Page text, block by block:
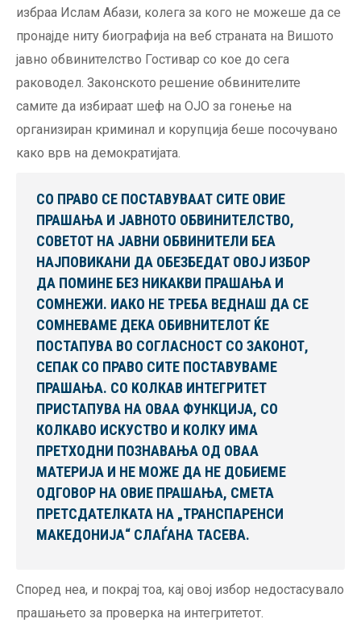
избраа Ислам Абази, колега за кого не можеше да се
пронајде ниту биографија на веб страната на Вишото
јавно обвинителство Гостивар со кое до сега
раководел. Законското решение обвинителите
самите да избираат шеф на ОЈО за гонење на
организиран криминал и корупција беше посочувано
како врв на демократијата.
СО ПРАВО СЕ ПОСТАВУВААТ СИТЕ ОВИЕ
ПРАШАЊА И ЈАВНОТО ОБВИНИТЕЛСТВО,
СОВЕТОТ НА ЈАВНИ ОБВИНИТЕЛИ БЕА
НАЈПОВИКАНИ ДА ОБЕЗБЕДАТ ОВОЈ ИЗБОР
ДА ПОМИНЕ БЕЗ НИКАКВИ ПРАШАЊА И
СОМНЕЖИ. ИАКО НЕ ТРЕБА ВЕДНАШ ДА СЕ
СОМНЕВАМЕ ДЕКА ОБИВНИТЕЛОТ ЌЕ
ПОСТАПУВА ВО СОГЛАСНОСТ СО ЗАКОНОТ,
СЕПАК СО ПРАВО СИТЕ ПОСТАВУВАМЕ
ПРАШАЊА. СО КОЛКАВ ИНТЕГРИТЕТ
ПРИСТАПУВА НА ОВАА ФУНКЦИЈА, СО
КОЛКАВО ИСКУСТВО И КОЛКУ ИМА
ПРЕТХОДНИ ПОЗНАВАЊА ОД ОВАА
МАТЕРИЈА И НЕ МОЖЕ ДА НЕ ДОБИЕМЕ
ОДГОВОР НА ОВИЕ ПРАШАЊА, СМЕТА
ПРЕТСДАТЕЛКАТА НА „ТРАНСПАРЕНСИ
МАКЕДОНИЈА“ СЛАЃАНА ТАСЕВА.
Според неа, и покрај тоа, кај овој избор недостасувало
прашањето за проверка на интегритетот.